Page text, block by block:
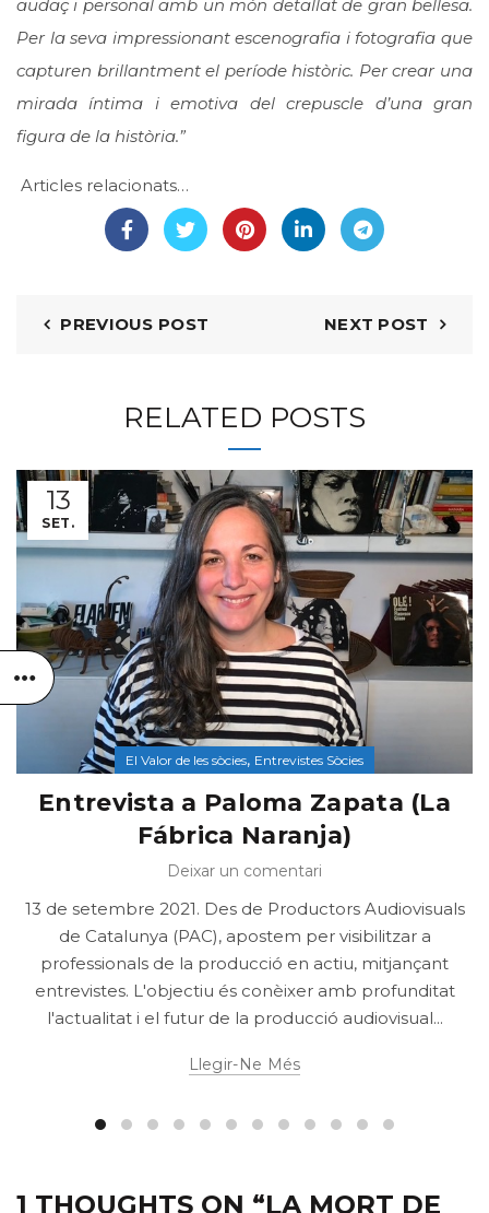
audaç i personal amb un món detallat de gran bellesa.
Per la seva impressionant escenografia i fotografia que
capturen brillantment el període històric. Per crear una
mirada íntima i emotiva del crepuscle d’una gran
figura de la història.”
Articles relacionats…
PREVIOUS POST NEXT POST
RELATED POSTS
13
SET.
El Valor de les sòcies, Entrevistes Sòcies
Entrevista a Paloma Zapata (La
Fábrica Naranja)
Deixar un comentari
13 de setembre 2021. Des de Productors Audiovisuals
de Catalunya (PAC), apostem per visibilitzar a
professionals de la producció en actiu, mitjançant
entrevistes. L'objectiu és conèixer amb profunditat
l'actualitat i el futur de la producció audiovisual...
Llegir-Ne Més
1 THOUGHTS ON “LA MORT DE